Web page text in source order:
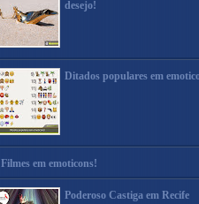
desejo!
Ditados populares em
Filmes em emoticons!
Poderoso Castiga em Recife